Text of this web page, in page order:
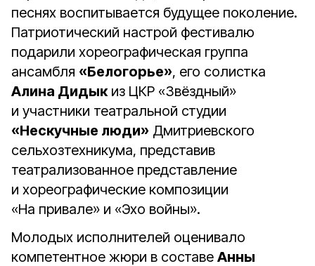
песнях воспитывается будущее поколение.
Патриотический настрой фестивалю
подарили хореографическая группа
ансамбля «Белогорье», его солистка
Алина Дидыкиз ЦКР «Звёздный»
и участники театральной студии
«Нескучные люди» Дмитриевского
сельхозтехникума, представив
театрализованное представление
и хореографические композиции
«На привале» и «Эхо войны».
Молодых исполнителей оценивало
компетентное жюри в составе Анны